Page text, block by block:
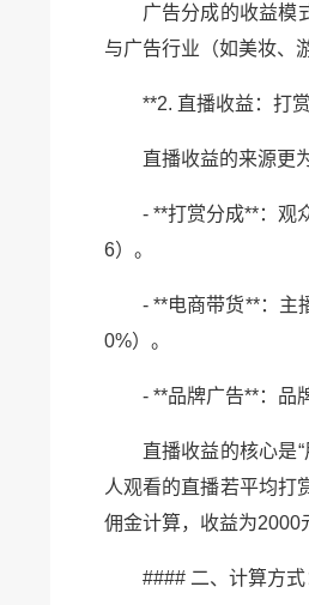
广告分成的收益模
与广告行业（如美妆、
**2. 直播收益：打
直播收益的来源更
- **打赏分成**：观
6）。
- **电商带货**：主
0%）。
- **品牌广告**：品
直播收益的核心是
人观看的直播若平均打
佣金计算，收益为2000
#### 二、计算方